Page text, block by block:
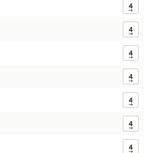
4
4
4
4
4
4
4